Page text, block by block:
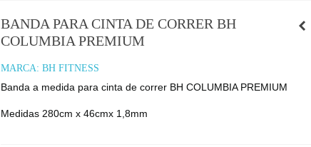
BANDA PARA CINTA DE CORRER BH
COLUMBIA PREMIUM
MARCA: BH FITNESS
Banda a medida para cinta de correr BH COLUMBIA PREMIUM
Medidas 280cm x 46cmx 1,8mm